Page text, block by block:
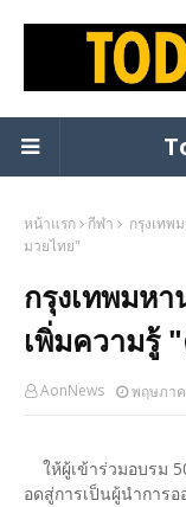
หน้าแรก กีฬา
กรุงเทพ
มวยไทย"
กรุงเทพมห
เพิ่มความรู้
AonNews พฤษภา
ให้ผู้เข้าร่วมอบรม
อดสู่การเป็นผู้นำการ